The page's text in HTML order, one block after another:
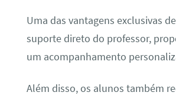
Uma das vantagens exclusivas
suporte direto do professor,
um acompanhamento
Além disso, os alunos também